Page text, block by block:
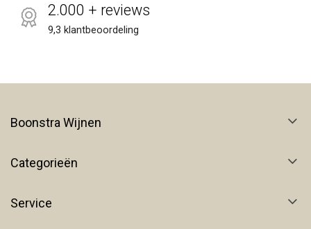
2.000 + reviews
9,3 klantbeoordeling
Boonstra Wijnen
Categorieën
Service